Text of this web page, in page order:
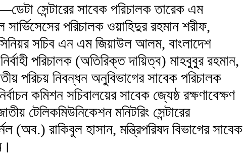
সেন্টারের সাবেক পরিচালক তারেক এম
পরিচালক ওয়াহিদুর রহমান শরীফ,
সচিব এন এম জিয়াউল আলম, বাংলাদেশ
পরিচালক (অতিরিক্ত দায়িত্ব) মাহবুবুর রহমান,
পরিচয় নিবন্ধন অনুবিভাগের সাবেক পরিচালক
কমিশন সচিবালয়ের সাবেক জ্যেষ্ঠ রক্ষণাবেক্ষণ
টেলিকমিউনিকেশন মনিটরিং সেন্টারের
(অব.) রাকিবুল হাসান, মন্ত্রিপরিষদ বিভাগের সাবেক